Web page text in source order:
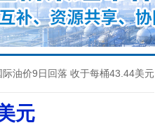
际油价9日回落 收于每桶43.44美元
元